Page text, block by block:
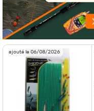
ajouté le 06/08/2026